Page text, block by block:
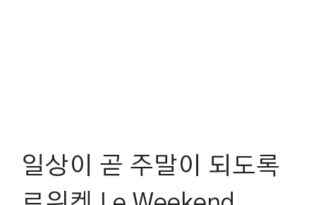
일상이 곧 주말이 되도록